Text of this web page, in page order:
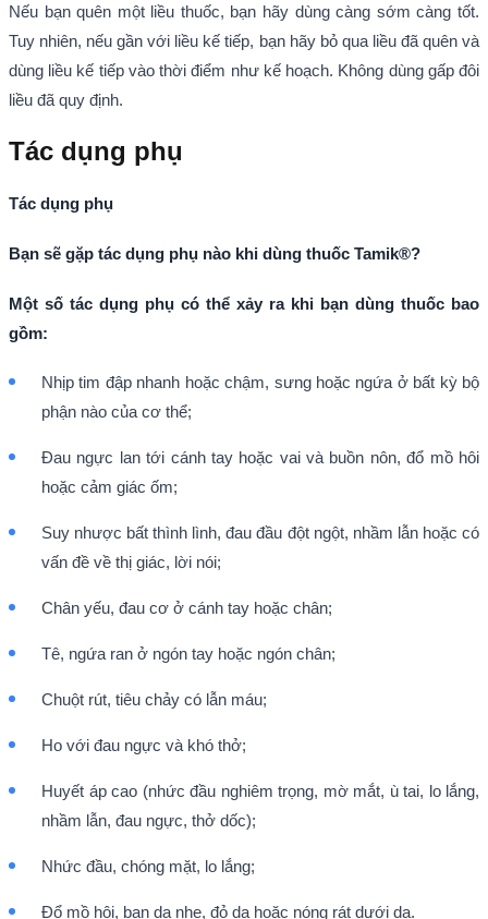
Nếu bạn quên một liều thuốc, bạn hãy dùng càng sớm càng tốt.
Tuy nhiên, nếu gần với liều kế tiếp, bạn hãy bỏ qua liều đã quên và
dùng liều kế tiếp vào thời điểm như kế hoạch. Không dùng gấp đôi
liều đã quy định.
Tác dụng phụ
Tác dụng phụ
Bạn sẽ gặp tác dụng phụ nào khi dùng thuốc Tamik®?
Một số tác dụng phụ có thể xảy ra khi bạn dùng thuốc bao
gồm:
Nhịp tim đập nhanh hoặc chậm, sưng hoặc ngứa ở bất kỳ bộ
phận nào của cơ thể;
Đau ngực lan tới cánh tay hoặc vai và buồn nôn, đổ mồ hôi
hoặc cảm giác ốm;
Suy nhược bất thình lình, đau đầu đột ngột, nhầm lẫn hoặc có
vấn đề về thị giác, lời nói;
Chân yếu, đau cơ ở cánh tay hoặc chân;
Tê, ngứa ran ở ngón tay hoặc ngón chân;
Chuột rút, tiêu chảy có lẫn máu;
Ho với đau ngực và khó thở;
Huyết áp cao (nhức đầu nghiêm trọng, mờ mắt, ù tai, lo lắng,
nhầm lẫn, đau ngực, thở dốc);
Nhức đầu, chóng mặt, lo lắng;
Đổ mồ hôi, ban da nhẹ, đỏ da hoặc nóng rát dưới da.